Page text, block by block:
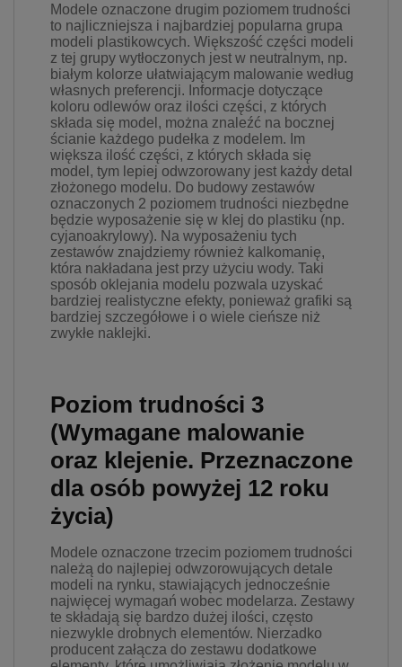
Modele oznaczone drugim poziomem trudności
to najliczniejsza i najbardziej popularna grupa
modeli plastikowcych. Większość części modeli
z tej grupy wytłoczonych jest w neutralnym, np.
białym kolorze ułatwiającym malowanie według
własnych preferencji. Informacje dotyczące
koloru odlewów oraz ilości części, z których
składa się model, można znaleźć na bocznej
ścianie każdego pudełka z modelem. Im
większa ilość części, z których składa się
model, tym lepiej odwzorowany jest każdy detal
złożonego modelu. Do budowy zestawów
oznaczonych 2 poziomem trudności niezbędne
będzie wyposażenie się w klej do plastiku (np.
cyjanoakrylowy). Na wyposażeniu tych
zestawów znajdziemy również kalkomanię,
która nakładana jest przy użyciu wody. Taki
sposób oklejania modelu pozwala uzyskać
bardziej realistyczne efekty, ponieważ grafiki są
bardziej szczegółowe i o wiele cieńsze niż
zwykłe naklejki.
Poziom trudności 3
(Wymagane malowanie
oraz klejenie. Przeznaczone
dla osób powyżej 12 roku
życia)
Modele oznaczone trzecim poziomem trudności
należą do najlepiej odwzorowujących detale
modeli na rynku, stawiających jednocześnie
najwięcej wymagań wobec modelarza. Zestawy
te składają się bardzo dużej ilości, często
niezwykle drobnych elementów. Nierzadko
producent załącza do zestawu dodatkowe